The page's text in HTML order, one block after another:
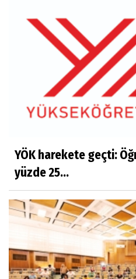
YÖK harekete geçti:
yüzde 25...